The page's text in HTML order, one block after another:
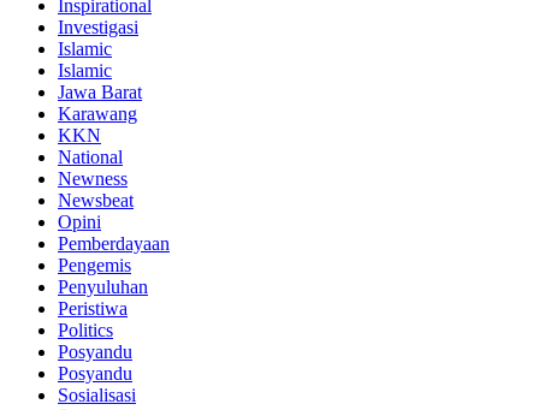
Inspirational
Investigasi
Islamic
Islamic
Jawa Barat
Karawang
KKN
National
Newness
Newsbeat
Opini
Pemberdayaan
Pengemis
Penyuluhan
Peristiwa
Politics
Posyandu
Posyandu
Sosialisasi